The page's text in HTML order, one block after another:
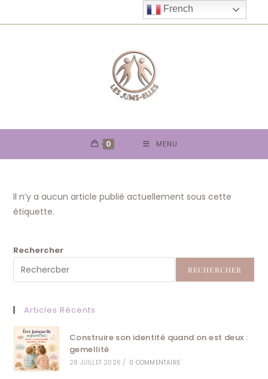
to
0 MENU
Il n’y a aucun article publié actuellement sous cette
étiquette.
Rechercher
RECHERCHER
Articles Récents
Construire son identité quand on est deux :
gemellité
28 JUILLET 2026 / 0 COMMENTAIRE
French